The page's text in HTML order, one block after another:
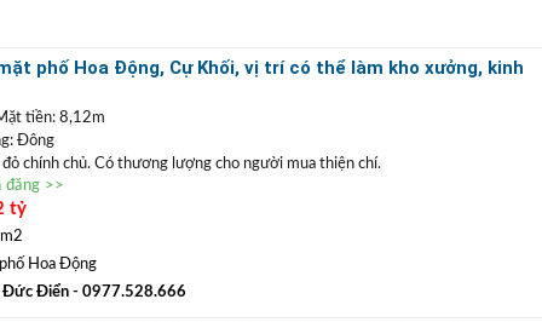
phố Hoa Động, Cự Khối, vị trí có thể làm kho xưởng, kinh
tiền: 8,12m
Đông
chính chủ. Có thương lượng cho người mua thiện chí.
phố Hoa Động
phân lô tách thửa, làm nhà vườn. Xung quanh dân cư yên tĩnh, đường thông
đang thi công, gần trường, chợ rất thuận tiện cho sinh hoạt, định cư lâu dài.
GỌI NGAY:0977 528 666
ĐIỂN:Chuyên bất động sản
>>
tỷ
Hoa Động
Đức Điển - 0977.528.666